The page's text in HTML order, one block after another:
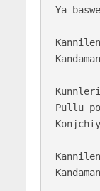
Ya
Kunnleri
Pullu